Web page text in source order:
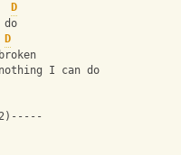
D
do
D
I can do